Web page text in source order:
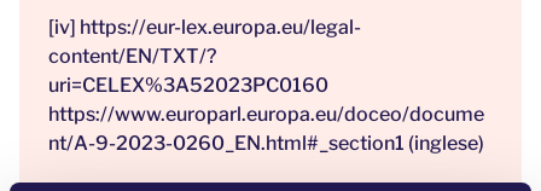
[iv] https://eur-lex.europa.eu/legal-
content/EN/TXT/?
uri=CELEX%3A52023PC0160
https://www.europarl.europa.eu/doceo/docume
nt/A-9-2023-0260_EN.html#_section1 (inglese)